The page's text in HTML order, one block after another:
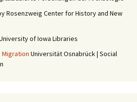
Rosenzweig Center for History and New
of Iowa Libraries
Migration Universität Osnabrück | Social